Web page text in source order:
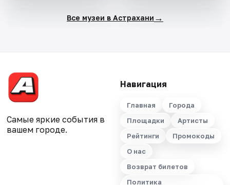
Все музеи в Астрахани →
Самые яркие события в
вашем городе.
Навигация
Главная
Города
Площадки
Артисты
Рейтинги
Промокоды
О нас
Возврат билетов
Политика